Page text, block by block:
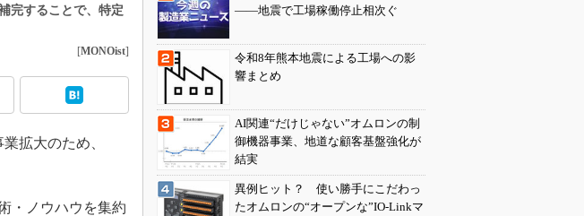
完することで、特定
[MONOist]
拡大のため、
・ノウハウを集約
――地震で工場稼働停止相次ぐ
令和8年熊本地震による工場への影
響まとめ
AI関連“だけじゃない”オムロンの制
御機器事業、地道な顧客基盤強化が
結実
異例ヒット？ 使い勝手にこだわっ
たオムロンの“オープンな”IO-Linkマ